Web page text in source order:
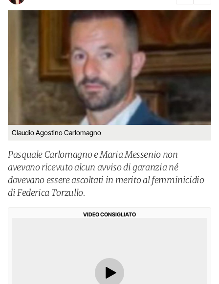
Claudio Agostino Carlomagno
Pasquale Carlomagno e Maria Messenio non
avevano ricevuto alcun avviso di garanzia né
dovevano essere ascoltati in merito al femminicidio
di Federica Torzullo.
VIDEO CONSIGLIATO